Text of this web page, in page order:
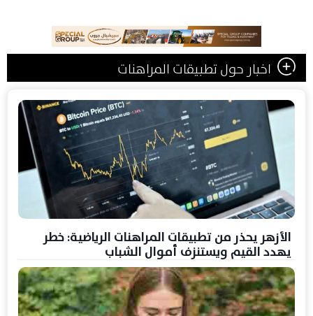
اخبار حول تطبيقات المراهنات
الأزهر يحذر من تطبيقات المراهنات الرياضية: خطر
يهدد القيم ويستنزف أموال الشباب